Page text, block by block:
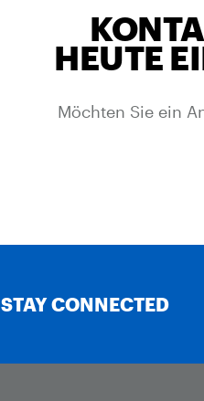
HEUTE
Möchten Sie ein
STAY CONNECTED